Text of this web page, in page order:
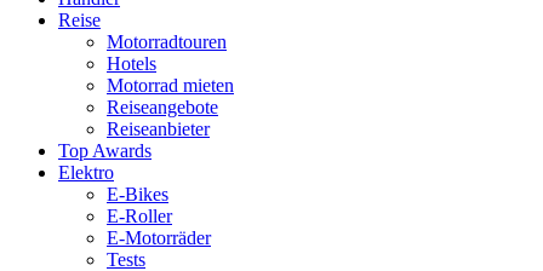
Reise
Motorradtouren
Hotels
Motorrad mieten
Reiseangebote
Reiseanbieter
Top Awards
Elektro
E-Bikes
E-Roller
E-Motorräder
Tests